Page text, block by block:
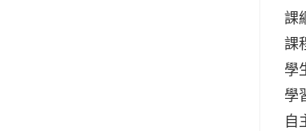
課
課
學
學
自